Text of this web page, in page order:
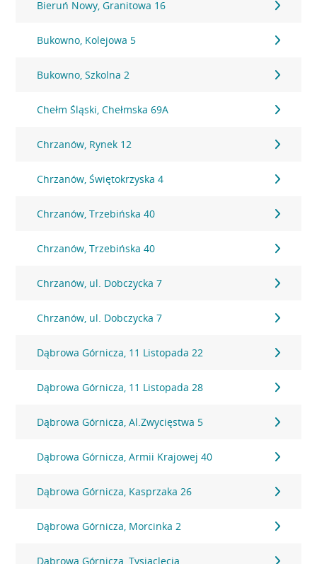
Bieruń Nowy, Granitowa 16
Bukowno, Kolejowa 5
Bukowno, Szkolna 2
Chełm Śląski, Chełmska 69A
Chrzanów, Rynek 12
Chrzanów, Świętokrzyska 4
Chrzanów, Trzebińska 40
Chrzanów, Trzebińska 40
Chrzanów, ul. Dobczycka 7
Chrzanów, ul. Dobczycka 7
Dąbrowa Górnicza, 11 Listopada 22
Dąbrowa Górnicza, 11 Listopada 28
Dąbrowa Górnicza, Al.Zwycięstwa 5
Dąbrowa Górnicza, Armii Krajowej 40
Dąbrowa Górnicza, Kasprzaka 26
Dąbrowa Górnicza, Morcinka 2
Dąbrowa Górnicza, Tysiąclecia